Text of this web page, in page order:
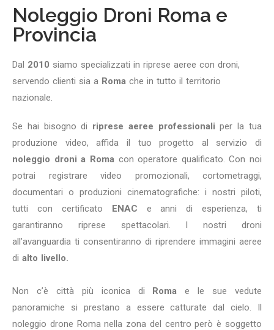
Noleggio Droni Roma e
Provincia
Dal 2010 siamo specializzati in riprese aeree con droni,
servendo clienti sia a Roma che in tutto il territorio
nazionale.
Se hai bisogno di riprese aeree professionaliper la tua
produzione video, affida il tuo progetto al servizio di
noleggio droni a Romacon operatore qualificato.Con noi
potrai registrare video promozionali, cortometraggi,
documentari o produzioni cinematografiche: i nostri piloti,
tutti con certificato ENAC e anni di esperienza, ti
garantiranno riprese spettacolari. I nostri droni
all’avanguardia ti consentiranno di riprendere immagini aeree
di alto livello.
Non c’è città più iconica di Romae le sue vedute
panoramiche si prestano a essere catturate dal cielo. Il
noleggio drone Roma nella zona del centro però è soggetto